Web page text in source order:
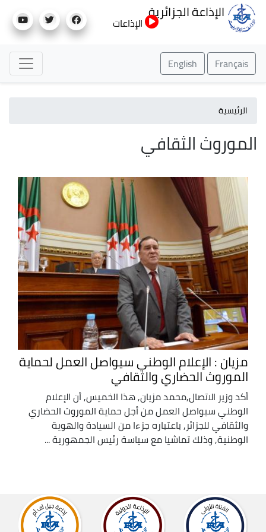
إلى
الإذاعة الجزائرية
الإذاعات
Français
English
الرئيسية
الموروث الثقافي
مزيان : الإعلام الوطني سيواصل العمل لحماية
الموروث الحضاري والثقافي
أكد وزير الاتصال,محمد مزيان, هذا الخميس, أن الإعلام
الوطني سيواصل العمل من أجل حماية الموروث الحضاري
والثقافي للجزائر, باعتباره جزءا من السيادة والهوية
الوطنية, وذلك تماشيا مع سياسة رئيس الجمهورية ...